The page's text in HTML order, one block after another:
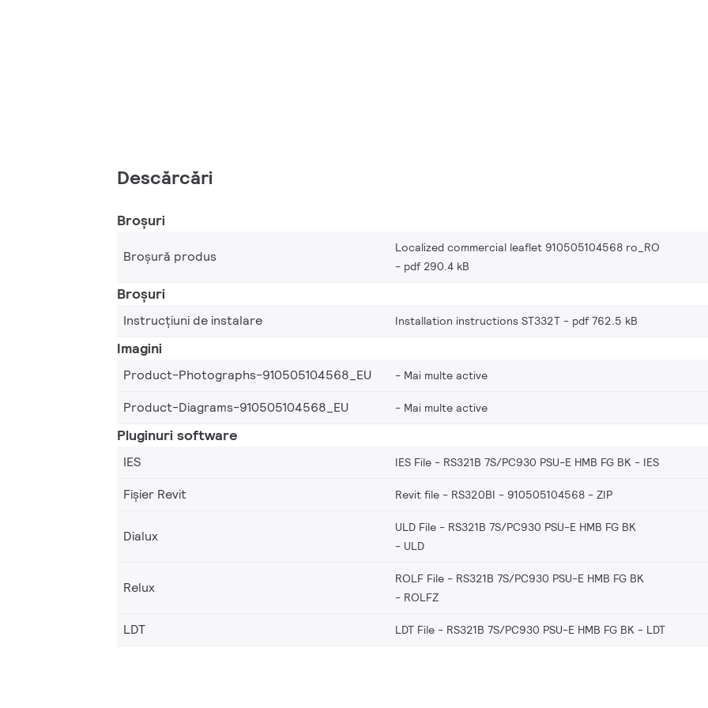
Descărcări
Broșuri
Broșură produs
Localized commercial leaflet 910505104568 ro_RO
pdf 290.4 kB
Broșuri
Instrucțiuni de instalare Installation instructions ST332T pdf 762.5 kB
Imagini
Product-Photographs-910505104568_EU Mai multe active
Product-Diagrams-910505104568_EU
Mai multe active
Pluginuri software
IES IES File - RS321B 7S/PC930 PSU-E HMB FG BK IES
Fișier Revit
Revit file - RS320BI - 910505104568 ZIP
Dialux
ULD File - RS321B 7S/PC930 PSU-E HMB FG BK
ULD
Relux
ROLF File - RS321B 7S/PC930 PSU-E HMB FG BK
ROLFZ
LDT LDT File - RS321B 7S/PC930 PSU-E HMB FG BK LDT